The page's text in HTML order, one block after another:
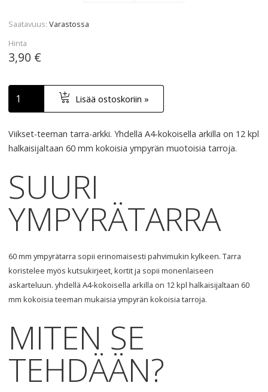
Saatavuus Varastossa
Hinta
3,90 €
Lisää ostoskoriin »
Viikset-teeman tarra-arkki. Yhdellä A4-kokoisella arkilla on 12 kpl
halkaisijaltaan 60 mm kokoisia ympyrän muotoisia tarroja.
SUURI
YMPYRÄTARRA
60 mm ympyrätarra sopii erinomaisesti pahvimukin kylkeen. Tarra
koristelee myös kutsukirjeet, kortit ja sopii monenlaiseen
askarteluun. yhdellä A4-kokoisella arkilla on 12 kpl halkaisijaltaan 60
mm kokoisia teeman mukaisia ympyrän kokoisia tarroja.
MITEN SE
TEHDÄÄN?